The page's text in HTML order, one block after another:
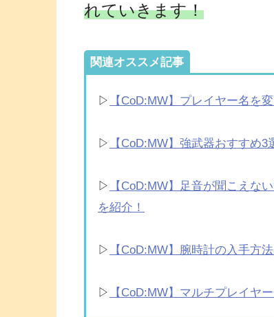
れていきます！
関連オススメ記事
▷ 【CoD:MW】プレイヤー名を
▷ 【CoD:MW】強武器おすすめ
▷
【CoD:MW】足音が聞こえな
を紹介！
▷ 【CoD:MW】腕時計の入手方
▷ 【CoD:MW】マルチプレイヤ